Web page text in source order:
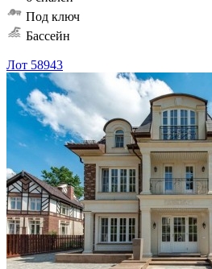
Под ключ
Бассейн
Лот 58943